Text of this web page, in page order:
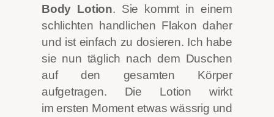
Body Lotion. Sie kommt in einem
schlichten handlichen Flakon daher
und ist einfach zu dosieren. Ich habe
sie nun täglich nach dem Duschen
auf den gesamten Körper
aufgetragen. Die Lotion wirkt
im ersten Moment etwas wässrig und